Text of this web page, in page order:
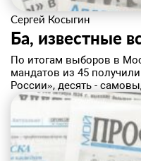
Сергей Косыгин
Ба, известные
По итогам выборов в
мандатов из 45
России», десять -